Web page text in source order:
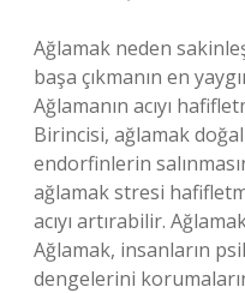
Ağlamak neden
başa çıkmanın en
Ağlamanın acıyı
Birincisi, ağlamak
endorfinlerin
ağlamak stresi
acıyı artırabilir.
Ağlamak, insanların
dengelerini